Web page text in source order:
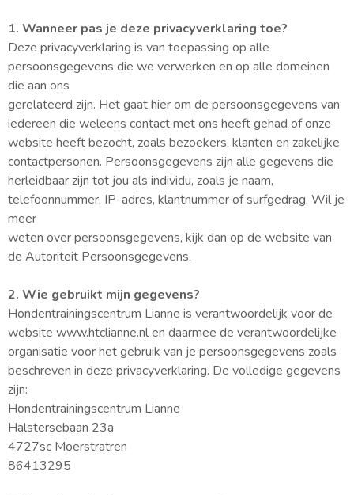
1. Wanneer pas je deze privacyverklaring toe?
Deze privacyverklaring is van toepassing op alle
persoonsgegevens die we verwerken en op alle domeinen
die aan ons
gerelateerd zijn. Het gaat hier om de persoonsgegevens van
iedereen die weleens contact met ons heeft gehad of onze
website heeft bezocht, zoals bezoekers, klanten en zakelijke
contactpersonen. Persoonsgegevens zijn alle gegevens die
herleidbaar zijn tot jou als individu, zoals je naam,
telefoonnummer, IP-adres, klantnummer of surfgedrag. Wil je
meer
weten over persoonsgegevens, kijk dan op de website van
de Autoriteit Persoonsgegevens.
2. Wie gebruikt mijn gegevens?
Hondentrainingscentrum Lianne is verantwoordelijk voor de
website www.htclianne.nl en daarmee de verantwoordelijke
organisatie voor het gebruik van je persoonsgegevens zoals
beschreven in deze privacyverklaring. De volledige gegevens
zijn:
Hondentrainingscentrum Lianne
Halstersebaan 23a
4727sc Moerstratren
86413295